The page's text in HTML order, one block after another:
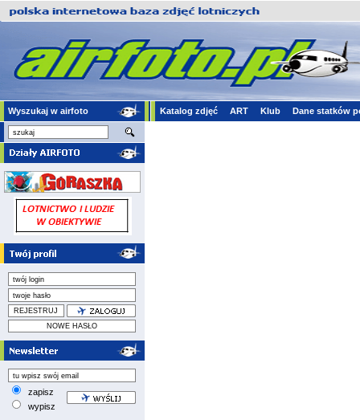
Wyszukaj w airfoto Katalog zdjęć ART Klub Dane statków
zapisz
wypisz